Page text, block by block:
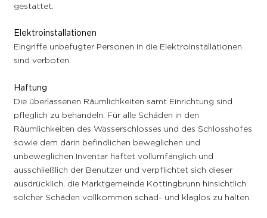
gestattet.
Elektroinstallationen
Eingriffe unbefugter Personen in die Elektroinstallationen
sind verboten.
Haftung
Die überlassenen Räumlichkeiten samt Einrichtung sind
pfleglich zu behandeln. Für alle Schäden in den
Räumlichkeiten des Wasserschlosses und des Schlosshofes
sowie dem darin befindlichen beweglichen und
unbeweglichen Inventar haftet vollumfänglich und
ausschließlich der Benutzer und verpflichtet sich dieser
ausdrücklich, die Marktgemeinde Kottingbrunn hinsichtlich
solcher Schäden vollkommen schad- und klaglos zu halten.